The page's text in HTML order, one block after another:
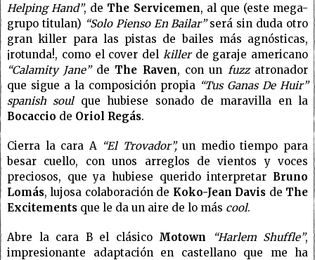
Helping Hand”, de The Servicemen, al que (este mega-
grupo titulan) “Solo Pienso En Bailar”será sin duda otro
gran killer para las pistas de bailes más agnósticas,
¡rotunda!, como el cover del killerde garaje americano
“Calamity Jane”de The Raven, con un fuzzatronador
que sigue a la composición propia “Tus Ganas De Huir”
spanish soulque hubiese sonado de maravilla en la
Bocaccio de Oriol Regás.
Cierra la cara A “El Trovador”,un medio tiempo para
besar cuello, con unos arreglos de vientos y voces
preciosos, que ya hubiese querido interpretar Bruno
Lomás, lujosa colaboración de Koko-Jean Davis de The
Excitements que le da un aire de lo más cool.
Abre la cara B el clásico Motown “Harlem Shuffle”,
impresionante adaptación en castellano que me ha